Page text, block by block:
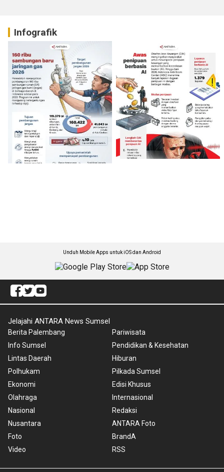
Infografik
Unduh Mobile Apps untuk iOS dan Android
Jelajahi ANTARA News Sumsel
Berita Palembang
Info Sumsel
Lintas Daerah
Polhukam
Ekonomi
Olahraga
Nasional
Nusantara
Foto
Video
Pariwisata
Pendidikan & Kesehatan
Hiburan
Pilkada Sumsel
Edisi Khusus
Internasional
Redaksi
ANTARA Foto
BrandA
RSS